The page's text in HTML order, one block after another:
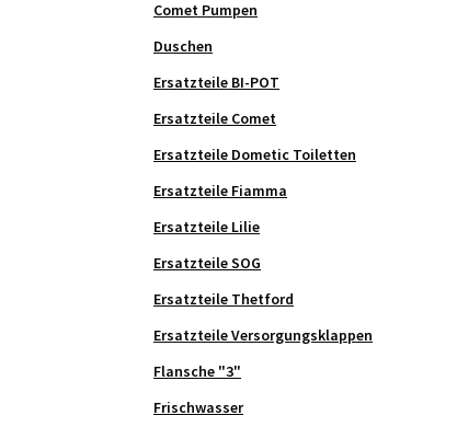
Comet Pumpen
Duschen
Ersatzteile BI-POT
Ersatzteile Comet
Ersatzteile Dometic Toiletten
Ersatzteile Fiamma
Ersatzteile Lilie
Ersatzteile SOG
Ersatzteile Thetford
Ersatzteile Versorgungsklappen
Flansche "3"
Frischwasser